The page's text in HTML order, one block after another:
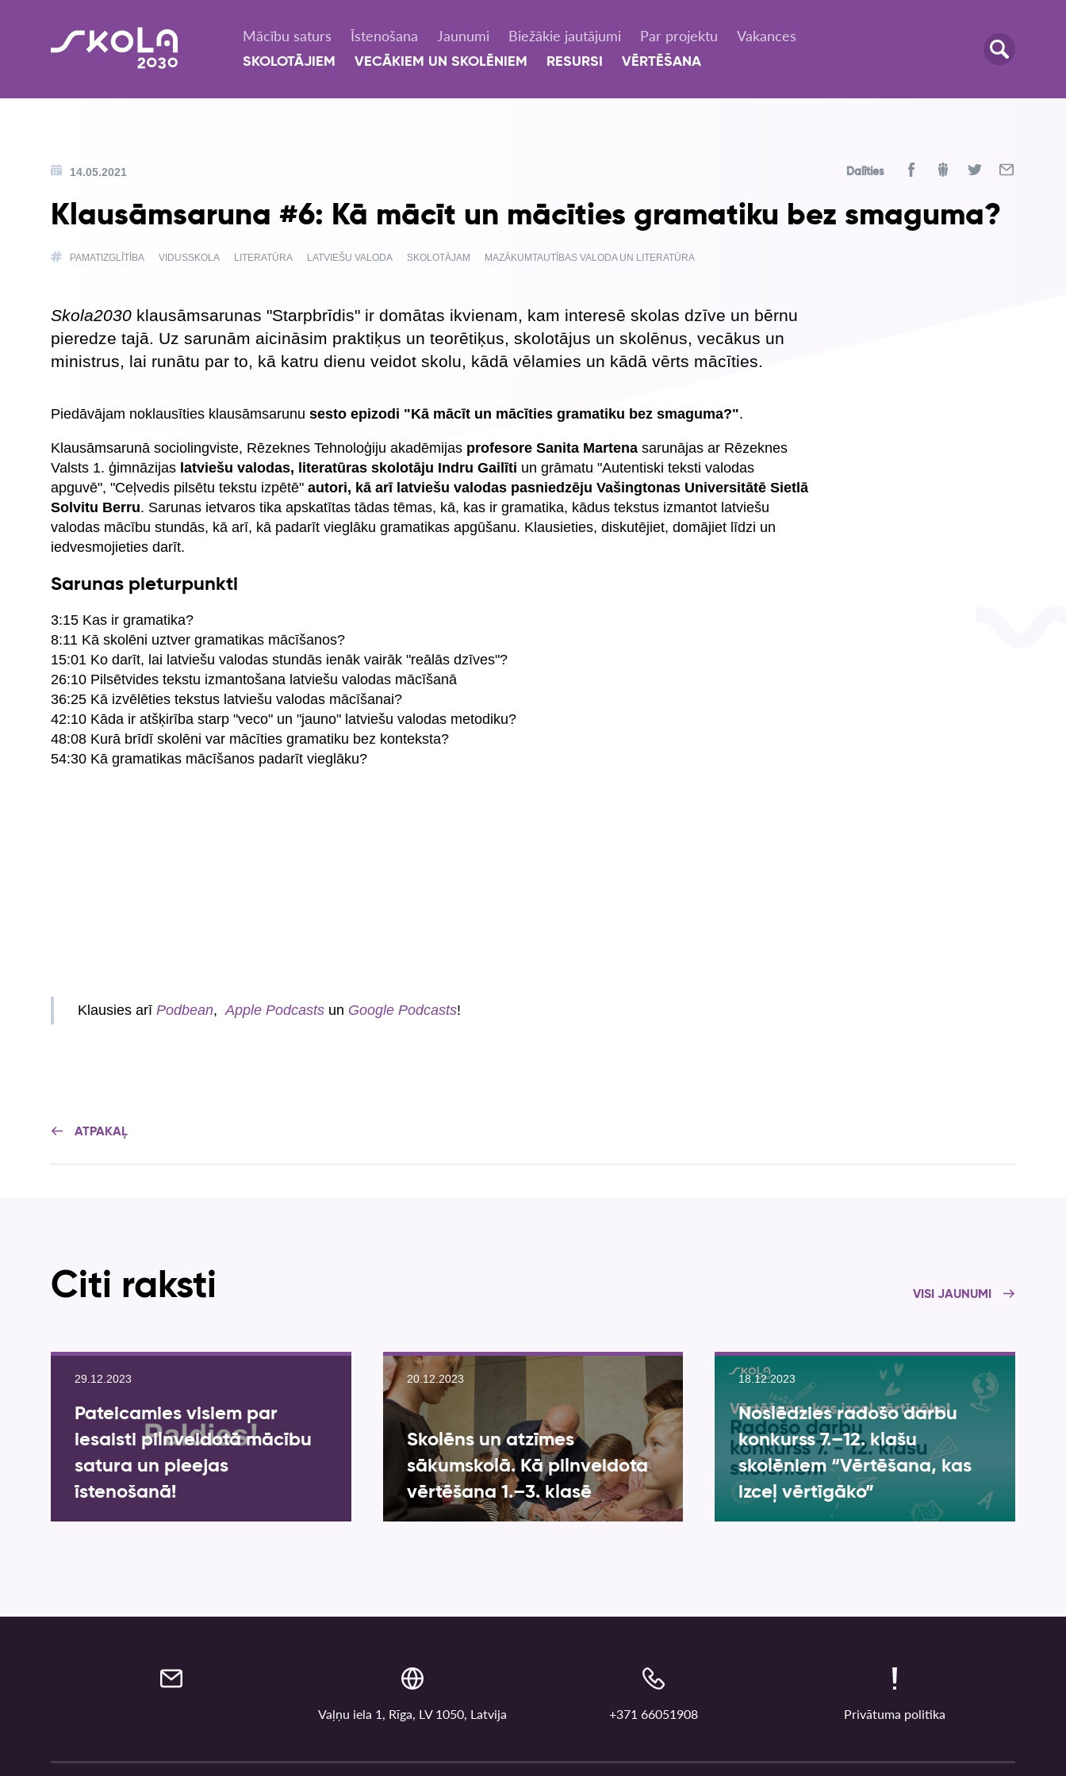
Mācību saturs Īstenošana Jaunumi Biežākie jautājumi Par projektu Vakances
SKOLOTĀJIEM VECĀKIEM UN SKOLĒNIEM RESURSI VĒRTĒŠANA
14.05.2021 Dalīties
Klausāmsaruna #6: Kā mācīt un mācīties gramatiku bez smaguma?
PAMATIZGLĪTĪBA VIDUSSKOLA LITERATŪRA LATVIEŠU VALODA SKOLOTĀJAM MAZĀKUMTAUTĪBAS VALODA UN LITERATŪRA
Skola2030 klausāmsarunas "Starpbrīdis" ir domātas ikvienam, kam interesē skolas dzīve un bērnu
pieredze tajā. Uz sarunām aicināsim praktiķus un teorētiķus, skolotājus un skolēnus, vecākus un
ministrus, lai runātu par to, kā katru dienu veidot skolu, kādā vēlamies un kādā vērts mācīties.
Piedāvājam noklausīties klausāmsarunu sesto epizodi "Kā mācīt un mācīties gramatiku bez smaguma?".
Klausāmsarunā sociolingviste, Rēzeknes Tehnoloģiju akadēmijas profesore Sanita Martena sarunājas ar Rēzeknes
Valsts 1. ģimnāzijas latviešu valodas, literatūras skolotāju Indru Gailīti un grāmatu "Autentiski teksti valodas
apguvē", "Ceļvedis pilsētu tekstu izpētē" autori, kā arī latviešu valodas pasniedzēju Vašingtonas Universitātē Sietlā
Solvitu Berru. Sarunas ietvaros tika apskatītas tādas tēmas, kā, kas ir gramatika, kādus tekstus izmantot latviešu
valodas mācību stundās, kā arī, kā padarīt vieglāku gramatikas apgūšanu. Klausieties, diskutējiet, domājiet līdzi un
iedvesmojieties darīt.
Sarunas pieturpunkti
3:15 Kas ir gramatika?
8:11 Kā skolēni uztver gramatikas mācīšanos?
15:01 Ko darīt, lai latviešu valodas stundās ienāk vairāk "reālās dzīves"?
26:10 Pilsētvides tekstu izmantošana latviešu valodas mācīšanā
36:25 Kā izvēlēties tekstus latviešu valodas mācīšanai?
42:10 Kāda ir atšķirība starp "veco" un "jauno" latviešu valodas metodiku?
48:08 Kurā brīdī skolēni var mācīties gramatiku bez konteksta?
54:30 Kā gramatikas mācīšanos padarīt vieglāku?
Klausies arī Podbean,Apple Podcasts un Google Podcasts!
ATPAKAĻ
Citi raksti VISI JAUNUMI
29.12.2023
Pateicamies visiem par
iesaisti pilnveidotā mācību
satura un pieejas
īstenošanā!
20.12.2023
Skolēns un atzīmes
sākumskolā. Kā pilnveidota
vērtēšana 1.–3. klasē
18.12.2023
Noslēdzies radošo darbu
konkurss 7.–12. klašu
skolēniem “Vērtēšana, kas
izceļ vērtīgāko”
Vaļņu iela 1, Rīga, LV 1050, Latvija +371 66051908 Privātuma politika